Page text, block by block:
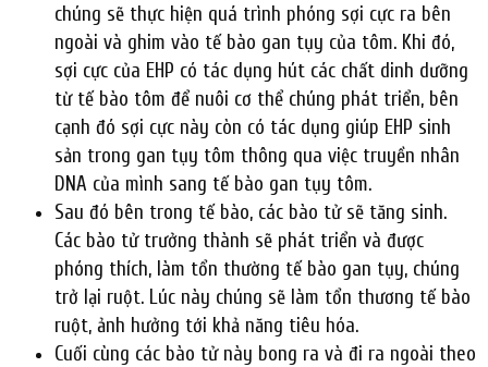
chúng sẽ thực hiện quá trình phóng sợi cực ra bên
ngoài và ghim vào tế bào gan tụy của tôm. Khi đó,
sợi cực của EHP có tác dụng hút các chất dinh dưỡng
từ tế bào tôm để nuôi cơ thể chúng phát triển, bên
cạnh đó sợi cực này còn có tác dụng giúp EHP sinh
sản trong gan tụy tôm thông qua việc truyền nhân
DNA của mình sang tế bào gan tụy tôm.
Sau đó bên trong tế bào, các bào tử sẽ tăng sinh.
Các bào tử trưởng thành sẽ phát triển và được
phóng thích, làm tổn thường tế bào gan tụy, chúng
trở lại ruột. Lúc này chúng sẽ làm tổn thương tế bào
ruột, ảnh hưởng tới khả năng tiêu hóa.
Cuối cùng các bào tử này bong ra và đi ra ngoài theo